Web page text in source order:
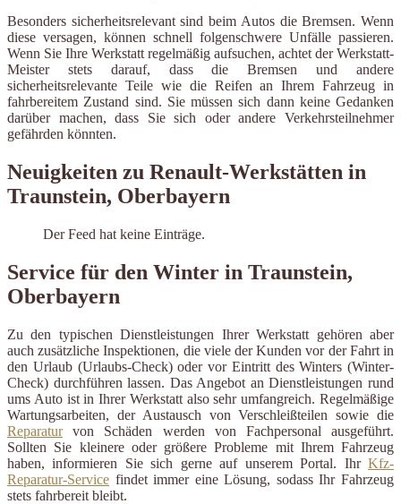
Besonders sicherheitsrelevant sind beim Autos die Bremsen. Wenn
diese versagen, können schnell folgenschwere Unfälle passieren.
Wenn Sie Ihre Werkstatt regelmäßig aufsuchen, achtet der Werkstatt-
Meister stets darauf, dass die Bremsen und andere
sicherheitsrelevante Teile wie die Reifen an Ihrem Fahrzeug in
fahrbereitem Zustand sind. Sie müssen sich dann keine Gedanken
darüber machen, dass Sie sich oder andere Verkehrsteilnehmer
gefährden könnten.
Neuigkeiten zu Renault-Werkstätten in
Traunstein, Oberbayern
Der Feed hat keine Einträge.
Service für den Winter in Traunstein,
Oberbayern
Zu den typischen Dienstleistungen Ihrer Werkstatt gehören aber
auch zusätzliche Inspektionen, die viele der Kunden vor der Fahrt in
den Urlaub (Urlaubs-Check) oder vor Eintritt des Winters (Winter-
Check) durchführen lassen. Das Angebot an Dienstleistungen rund
ums Auto ist in Ihrer Werkstatt also sehr umfangreich. Regelmäßige
Wartungsarbeiten, der Austausch von Verschleißteilen sowie die
Reparaturvon Schäden werden von Fachpersonal ausgeführt.
Sollten Sie kleinere oder größere Probleme mit Ihrem Fahrzeug
haben, informieren Sie sich gerne auf unserem Portal. Ihr Kfz-
Reparatur-Service findet immer eine Lösung, sodass Ihr Fahrzeug
stets fahrbereit bleibt.